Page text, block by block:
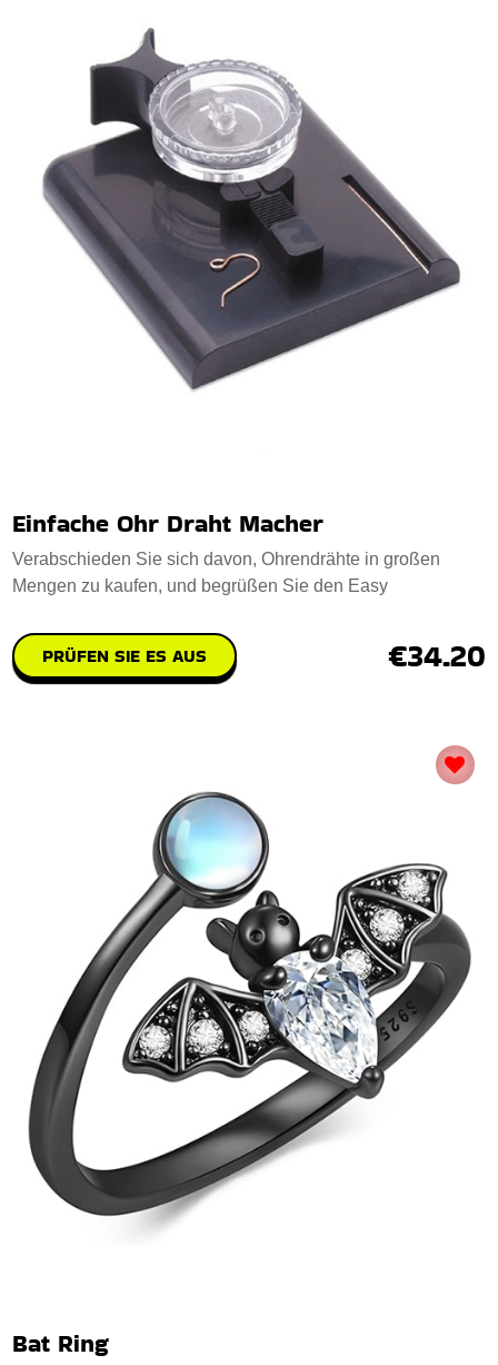
Einfache Ohr Draht Macher
Verabschieden Sie sich davon, Ohrendrähte in großen
Mengen zu kaufen, und begrüßen Sie den Easy
PRÜFEN SIE ES AUS €34.20
Bat Ring